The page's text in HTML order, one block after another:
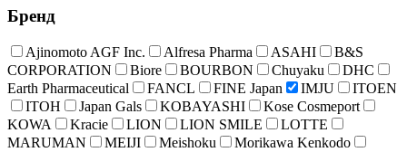
Бренд
Ajinomoto AGF Inc. Alfresa Pharma ASAHI
B&S
CORPORATION
Biore BOURBON Chuyaku
DHC
Earth Pharmaceutical
FANCL FINE Japan IMJU
ITOEN
ITOH
Japan Gals KOBAYASHI
Kose Cosmeport
KOWA
Kracie LION LION SMILE
LOTTE
MARUMAN
MEIJI Meishoku
Morikawa Kenkodo